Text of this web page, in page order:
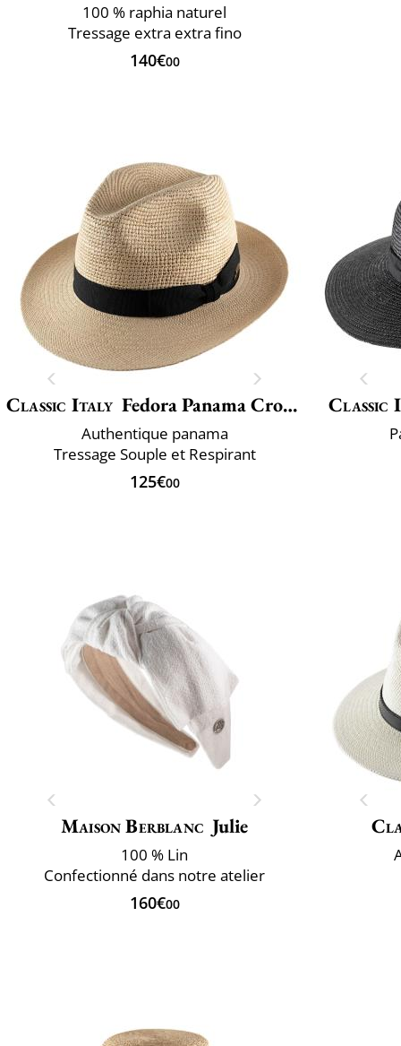
100 % raphia naturel
Tressage extra extra fino
140€00
Classic Italy Fedora Panama Crochet
Authentique panama
Tressage Souple et Respirant
125€00
Classic
Maison Berblanc Julie
100 % Lin
Confectionné dans notre atelier
160€00